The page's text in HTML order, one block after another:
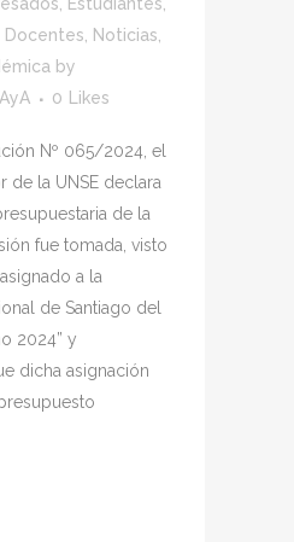
Docentes Noticias
by
0 Likes
Nº 065/2024, el
de la UNSE declara
de la
fue tomada, visto
a la
de Santiago del
2024” y
dicha asignación